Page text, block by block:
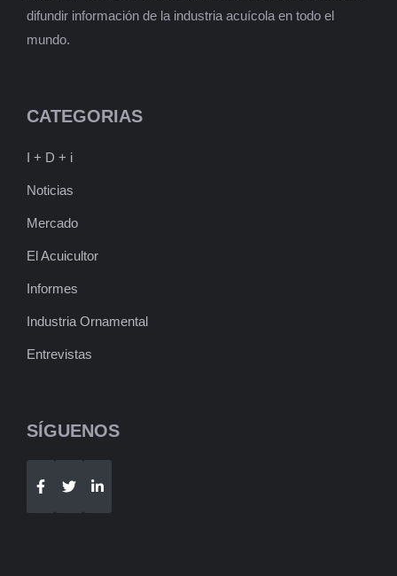
difundir información de la industria acuícola en todo el
mundo.
CATEGORIAS
I + D + i
Noticias
Mercado
El Acuicultor
Informes
Industria Ornamental
Entrevistas
SÍGUENOS
Telegram